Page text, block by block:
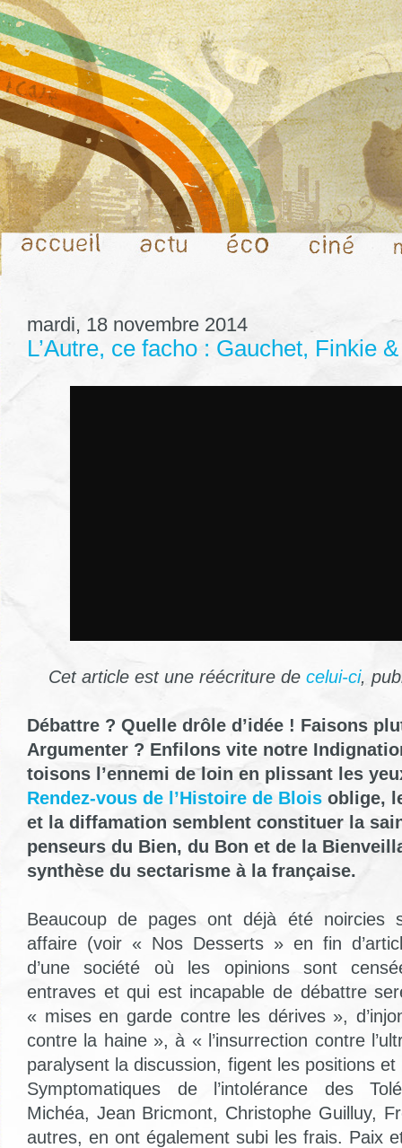
mardi, 18 novembre 2014
L’Autre, ce facho : Gauchet, Finkie
Cet article est une réécriture de celui-ci,
Débattre ? Quelle drôle d’idée ! Faisons
Argumenter ? Enfilons vite notre
toisons l’ennemi de loin en plissant les
Rendez-vous de l’Histoire de Blois oblige,
et la diffamation semblent constituer la
penseurs du Bien, du Bon et de la
synthèse du sectarisme à la française.
Beaucoup de pages ont déjà été noircies
affaire (voir « Nos Desserts » en fin
d’une société où les opinions sont
entraves et qui est incapable de débattre
« mises en garde contre les dérives »,
contre la haine », à « l’insurrection contre
paralysent la discussion, figent les positions
Symptomatiques de l’intolérance des
Michéa, Jean Bricmont, Christophe Guilluy,
autres, en ont également subi les frais. Paix